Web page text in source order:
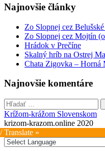
Najnovšie články
Zo Slopnej cez
Zo Slopnej cez Mojtín
Hrádok v Prečíne
Skalný hríb na Ostrej
Chata Zigovka – Horná
Najnovšie komentáre
Hľadať:
Krížom-krážom Slovenskom
krizom-krazom.online 2020
Translate »